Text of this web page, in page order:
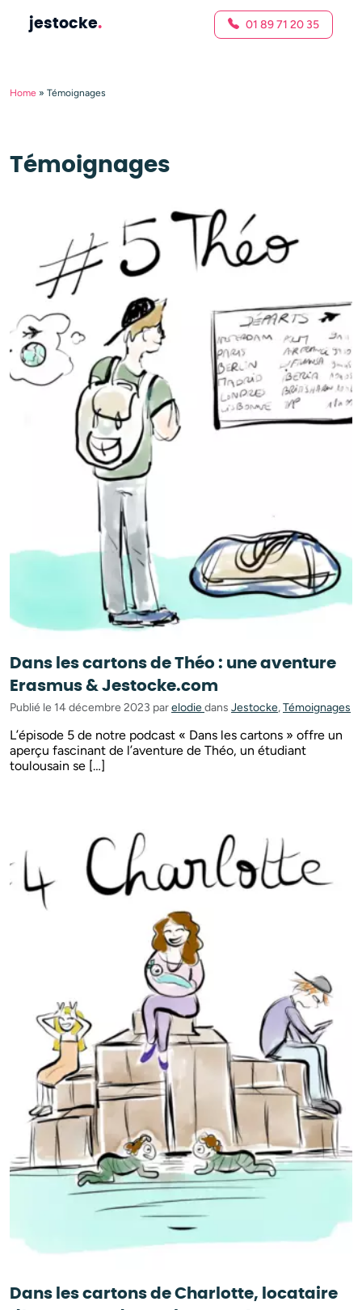
jestocke. 01 89 71 20 35
Home » Témoignages
Témoignages
Dans les cartons de Théo : une aventure
Erasmus & Jestocke.com
Publié le 14 décembre 2023 parelodiedans Jestocke,Témoignages
L’épisode 5 de notre podcast « Dans les cartons » offre un
aperçu fascinant de l’aventure de Théo, un étudiant
toulousain se […]
Dans les cartons de Charlotte, locataire